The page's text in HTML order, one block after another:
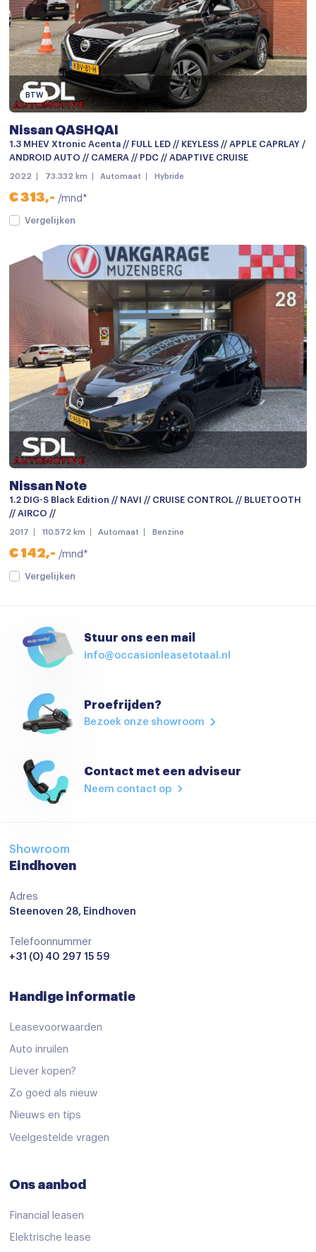
Airco met elektronische regeling
Armsteun
Armsteun achter
Armsteun voor
Bestuurdersstoel in hoogte verstelbaar
Binnenspiegel automatisch dimmend
Boordcomputer
Climate control
Elektrische ramen achter
Elektrische ramen voor
Multi-functioneel stuurwiel
Passagiersstoel in hoogte verstelbaar
Regensensor
Stuurbekrachtiging snelheidsafhankelijk
Stuur verstelbaar
Start/stop systeem
Achteruitrijcamera
Airbag(s) hoofd achter
Airbag(s) hoofd voor
Airbag(s) side voor
Airbag bestuurder
Alarmsysteem
Anti Blokkeer Systeem
Autonomous Emergency Braking
Bandenspanningscontrolesysteem
bots waarschuwing systeem
Brake Assist System
Elektronisch Stabiliteits Programma
Isofix bevestiging voor kinderzitjes
Verkeersbord detectie
Vermoeidheids herkenning
Connected services
Dab
Draadloze telefoonlader
Kruisend verkeer detectie
multimedia scherm standaard
Rijstrooksensor met correctie
BTW
Nissan QASHQAI
1.3 MHEV Xtronic Acenta // FULL LED // KEYLESS // APPLE CAPRLAY /
ANDROID AUTO // CAMERA // PDC // ADAPTIVE CRUISE
2022 73.332 km Automaat Hybride
€ 313,- /mnd*
Vergelijken
Nissan Note
1.2 DIG-S Black Edition // NAVI // CRUISE CONTROL // BLUETOOTH
// AIRCO //
2017 110.572 km Automaat Benzine
€ 142,- /mnd*
Vergelijken
Stuur ons een mail
info@occasionleasetotaal.nl
Proefrijden?
Bezoek onze showroom
Contact met een adviseur
Neem contact op
Showroom
Eindhoven
Adres
Steenoven 28, Eindhoven
Telefoonnummer
+31 (0) 40 297 15 59
Handige informatie
Leasevoorwaarden
Auto inruilen
Liever kopen?
Zo goed als nieuw
Nieuws en tips
Veelgestelde vragen
Ons aanbod
Financial leasen
Elektrische lease